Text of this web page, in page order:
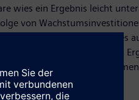
wies ein Ergebnis leicht
von
Schwierigkeit eines
bereitzustellen. Das
Aktivitäten von